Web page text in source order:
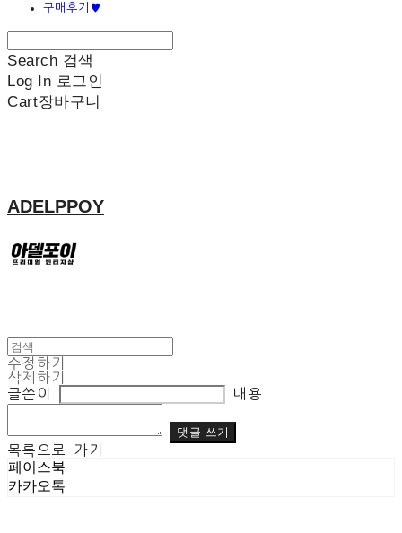
구매후기♥
Search 검색
Log In 로그인
Cart장바구니
ADELPPOY
수정하기
삭제하기
글쓴이
내용
댓글 쓰기
목록으로 가기
페이스북
카카오톡